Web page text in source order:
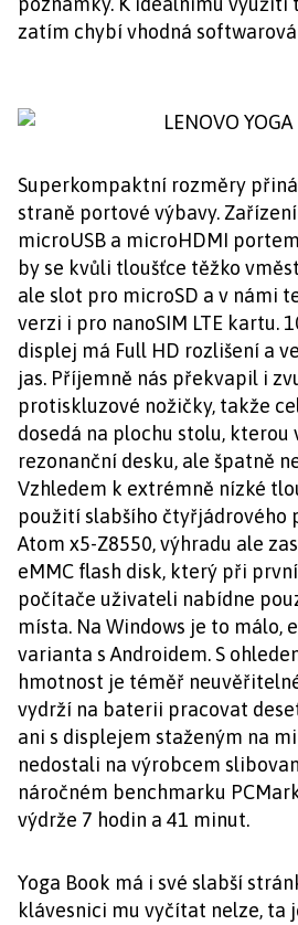
zatím chybí vhodná
Superkompaktní rozměry
straně portové výbavy.
microUSB a microHDMI
by se kvůli tloušťce těžko
ale slot pro microSD a v námi
verzi i pro nanoSIM LTE kartu.
displej má Full HD rozlišení a
jas. Příjemně nás překvapil i
protiskluzové nožičky, takže
dosedá na plochu stolu, kterou
rezonanční desku, ale špatně
Vzhledem k extrémně nízké
použití slabšího čtyřjádrového
Atom x5-Z8550, výhradu ale
eMMC flash disk, který při
počítače uživateli nabídne
místa. Na Windows je to málo,
varianta s Androidem. S
hmotnost je téměř
vydrží na baterii pracovat
ani s displejem staženým na
nedostali na výrobcem
náročném benchmarku
výdrže 7 hodin a 41 minut.
Yoga Book má i své slabší
klávesnici mu vyčítat nelze, ta